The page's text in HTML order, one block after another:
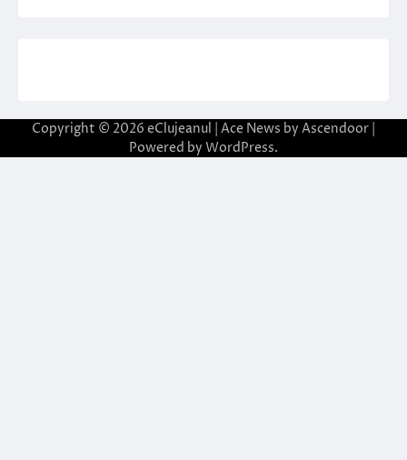
Copyright © 2026 eClujeanul | Ace News by Ascendoor
Powered by WordPress.